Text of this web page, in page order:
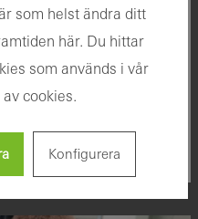
kontaktperson
dig varje steg på
breda utbud av
som helst ändra ditt
här. Du hittar
som används i vår
cookies.
Konfigurera